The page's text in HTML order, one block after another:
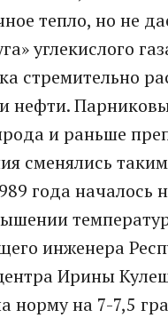
тепло, но не
углекислого
стремительно
нефти.
и раньше
сменялись
года началось
инженера
Ирины
норму на 7-7,5